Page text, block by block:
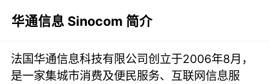
华通信息 Sinocom 简介
法国华通信息科技有限公司创立于2006年8月，
是一家集城市消费及便民服务、互联网信息服